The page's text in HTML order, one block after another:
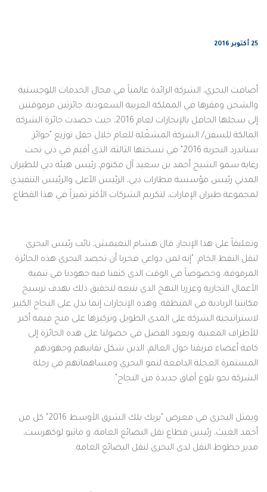
25 أكتوبر 2016
أضافت البحري، الشركة الرائدة عالمياً في مجال الخدمات اللوجستية
والشحن ومقرها في المملكة العربية السعودية، جائزتين مرموقتين
إلى سجلها الحافل بالإنجازات لعام 2016، حيث حصدت جائزة الشركة
المالكة للسفن/ الشركة المشغّلة للعام خلال حفل توزيع "جوائز
ستاندرد البحرية 2016" في نسختها الثالثة، الذي أقيم في دبي تحت
رعاية سمو الشيخ أحمد بن سعيد آل مكتوم، رئيس هيئة دبي للطيران
المدني رئيس مؤسسة مطارات دبي، الرئيس الأعلى والرئيس التنفيذي
لمجموعة طيران الإمارات، لتكريم الشركات الأكثر تميزاً في هذا القطاع.
وتعليقاً على هذا الإنجاز، قال هشام النغيمش، نائب رئيس البحري
لنقل النفط الخام: "إنه لمن دواعي فخرنا أن تحصد البحري هذه الجائزة
المرموقة، وخصوصاً في الوقت الذي كثفنا فيه جهودنا في تنمية
الأعمال التجارية وعززنا النهج الذي نتبعه لتحقيق ذلك بهدف ترسيخ
مكانتنا الريادية في المنطقة. وهذه الإنجازات إنما تدل على النجاح الكبير
لاستراتيجية الشركة على المدى الطويل وتركيزها على منح قيمة أكبر
للأطراف المعنية. ويعود الفضل في حصولنا على هذه الجائزة إلى
كافة أعضاء فريقنا حول العالم، الذين شكل تفانيهم وجهودهم
المستمرة العجلة الدافعة لنمو البحري ومساهماتهم في رحلة
الشركة نحو بلوغ آفاق جديدة من النجاح".
ويمثل البحري في معرض "بريك بلك الشرق الأوسط 2016" كل من
أحمد الغيث، رئيس قطاع نقل البضائع العامة، و ماثيو لوكهرست،
مدير خطوط النقل لدى البحري لنقل البضائع العامة.